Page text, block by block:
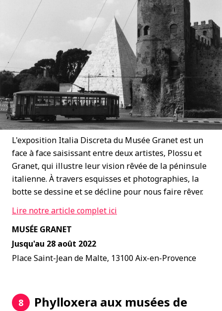
L'exposition Italia Discreta du Musée Granet est un
face à face saisissant entre deux artistes, Plossu et
Granet, qui illustre leur vision rêvée de la péninsule
italienne. À travers esquisses et photographies, la
botte se dessine et se décline pour nous faire rêver.
Lire notre article complet ici
MUSÉE GRANET
Jusqu'au 28 août 2022
Place Saint-Jean de Malte, 13100 Aix-en-Provence
8
Phylloxera aux musées de